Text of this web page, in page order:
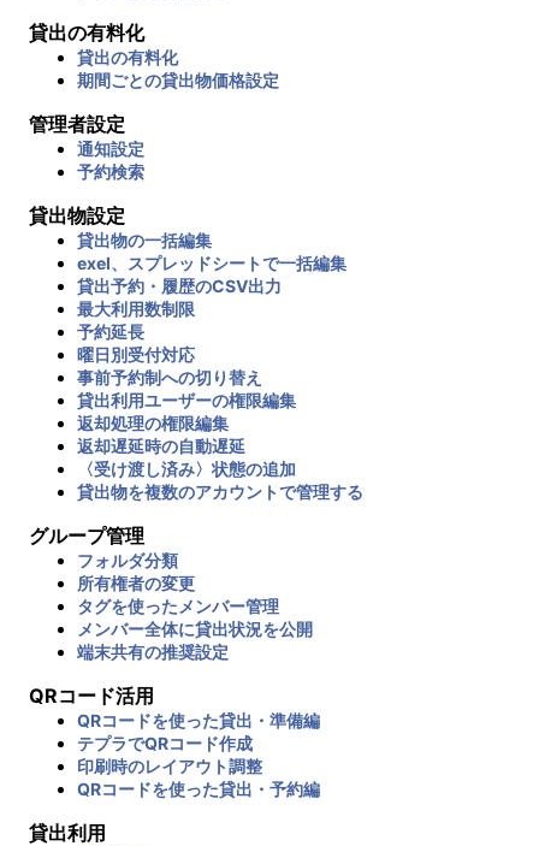
貸出の有料化
貸出の有料化
期間ごとの貸出物価格設定
管理者設定
通知設定
予約検索
貸出物設定
貸出物の一括編集
exel、スプレッドシートで一括編集
貸出予約・履歴のCSV出力
最大利用数制限
予約延長
曜日別受付対応
事前予約制への切り替え
貸出利用ユーザーの権限編集
返却処理の権限編集
返却遅延時の自動遅延
〈受け渡し済み〉状態の追加
貸出物を複数のアカウントで管理する
グループ管理
フォルダ分類
所有権者の変更
タグを使ったメンバー管理
メンバー全体に貸出状況を公開
端末共有の推奨設定
QRコード活用
QRコードを使った貸出・準備編
テプラでQRコード作成
印刷時のレイアウト調整
QRコードを使った貸出・予約編
貸出利用